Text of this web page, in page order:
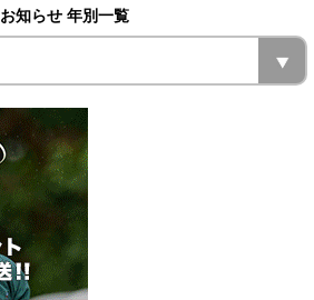
お知らせ 年別一覧